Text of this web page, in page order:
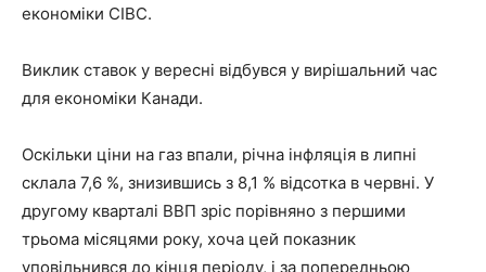
економіки CIBC.
Виклик ставок у вересні відбувся у вирішальний час
для економіки Канади.
Оскільки ціни на газ впали, річна інфляція в липні
склала 7,6 %, знизившись з 8,1 % відсотка в червні. У
другому кварталі ВВП зріс порівняно з першими
трьома місяцями року, хоча цей показник
уповільнився до кінця періоду, і за попередньою